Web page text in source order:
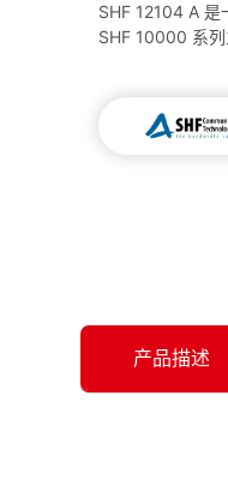
SHF 12104 A
SHF 10000 系列
产品描述